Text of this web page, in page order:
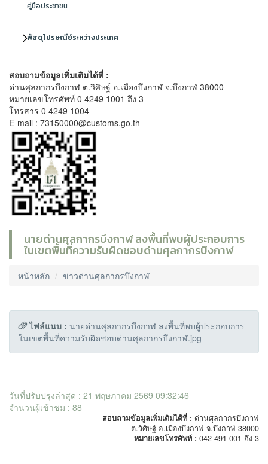
คู่มือประชาชน
พัสดุไปรษณีย์ระหว่างประเทศ
สอบถามข้อมูลเพิ่มเติมได้ที่ :
ด่านศุลกากรบึงกาฬ ต.วิศิษฐ์ อ.เมืองบึงกาฬ จ.บึงกาฬ 38000
หมายเลขโทรศัพท์ 0 4249 1001 ถึง 3
โทรสาร 0 4249 1004
E-mail : 73150000@customs.go.th
นายด่านศุลกากรบึงกาฬ ลงพื้นที่พบผู้ประกอบการ
ในเขตพื้นที่ความรับผิดชอบด่านศุลกากรบึงกาฬ
หน้าหลัก ข่าวด่านศุลกากรบึงกาฬ
ไฟล์แนบ : นายด่านศุลกากรบึงกาฬ ลงพื้นที่พบผู้ประกอบการ
ในเขตพื้นที่ความรับผิดชอบด่านศุลกากรบึงกาฬ.jpg
วันที่ปรับปรุงล่าสุด : 21 พฤษภาคม 2569 09:32:46
จำนวนผู้เข้าชม : 88
สอบถามข้อมูลเพิ่มเติมได้ที่ : ด่านศุลกากรบึงกาฬ
ต.วิศิษฐ์ อ.เมืองบึงกาฬ จ.บึงกาฬ 38000
หมายเลขโทรศัพท์ : 042 491 001 ถึง 3